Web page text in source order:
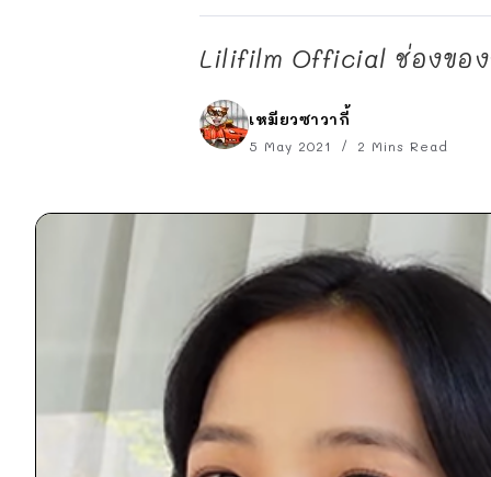
Lilifilm Official ช่องของ
เหมียวซาวากี้
5 May 2021 2 Mins Read